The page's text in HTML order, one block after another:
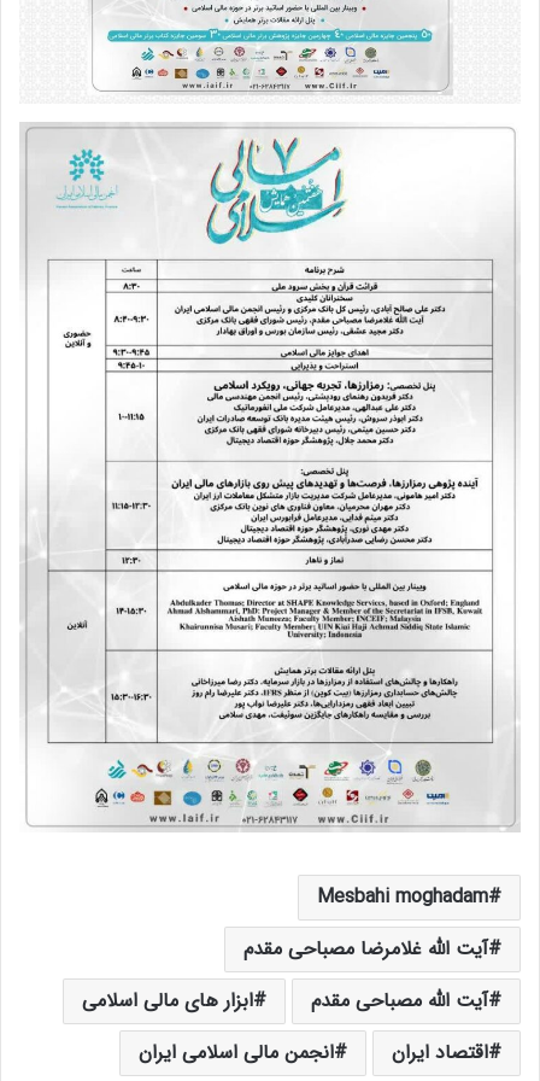
Mesbahi moghadam
آیت الله غلامرضا مصباحی مقدم
آیت الله مصباحی مقدم
ابزار های مالی اسلامی
اقتصاد ایران
انجمن مالی اسلامی ایران